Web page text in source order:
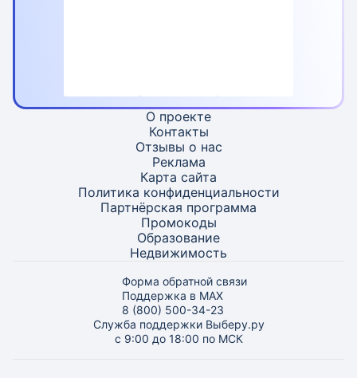
О проекте
Контакты
Отзывы о нас
Реклама
Карта сайта
Политика конфиденциальности
Партнёрская программа
Промокоды
Образование
Недвижимость
Форма обратной связи
Поддержка в MAX
8 (800) 500-34-23
Служба поддержки Выберу.ру
с 9:00 до 18:00 по МСК